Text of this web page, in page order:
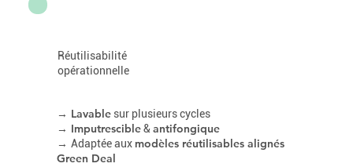
Réutilisabilité
opérationnelle
→ Lavable sur plusieurs cycles
→ Imputrescible&antifongique
→Adaptée aux modèles réutilisables alignés
Green Deal